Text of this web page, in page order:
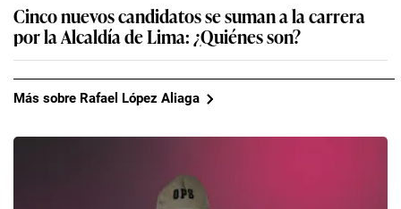
Cinco nuevos candidatos se suman a la carrera
por la Alcaldía de Lima: ¿Quiénes son?
Más sobre Rafael López Aliaga